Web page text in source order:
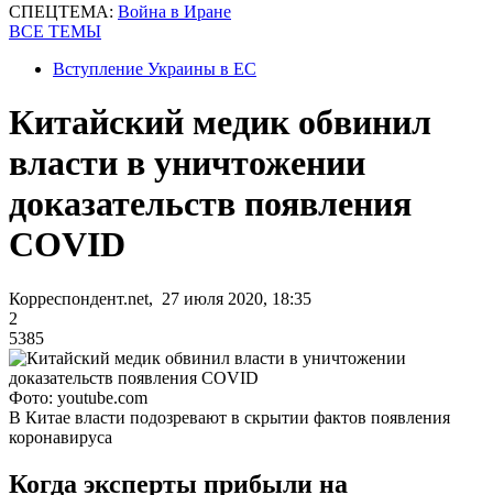
СПЕЦТЕМА: Война в Иране
ВСЕ ТЕМЫ
Вступление Украины в ЕС
Китайский медик обвинил
власти в уничтожении
доказательств появления
COVID
Корреспондент.net, 27 июля 2020, 18:35
2
5385
Фото: youtube.com
В Китае власти подозревают в скрытии фактов появления
коронавируса
Когда эксперты прибыли на